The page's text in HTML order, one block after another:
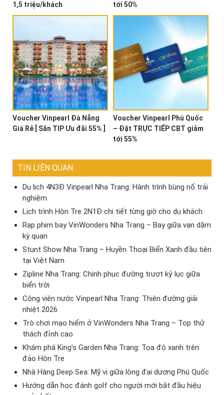
Giá voucher đã bao gòm vé vui chơi tại công viên
Vinpearl Land và Vinpearl Safari tại vinpearl nha
Đăng nhập để bình luận
1,5 triệu/khách
tới 50%
Voucher Vinpearl Đà Nẵng
Giá Rẻ [ Săn TIP Ưu đãi 55% ]
Voucher Vinpearl Phú Quốc
– Đặt TRỰC TIẾP CBT giảm
tới 55%
TIN LIÊN QUAN
Du lịch 4N3Đ Vinpearl Nha Trang: Hành trình bùng nổ trải
nghiệm
Lịch trình Hòn Tre 2N1Đ chi tiết từng giờ cho du khách
Rạp phim bay VinWonders Nha Trang – Bay giữa vạn dặm
kỳ quan
Stunt Show Nha Trang – Huyền Thoại Biển Xanh đầu tiên
tại Việt Nam
Zipline Nha Trang: Chinh phục đường trượt kỷ lục giữa
biển trời
Công viên nước Vinpearl Nha Trang: Thiên đường giải
nhiệt 2026
Trò chơi mạo hiểm ở VinWonders Nha Trang – Top thử
thách đỉnh cao
Khám phá King’s Garden Nha Trang: Tọa độ xanh trên
đảo Hòn Tre
Nhà Hàng Deep Sea: Mỹ vị giữa lòng đại dương Phú Quốc
Hướng dẫn học đánh golf cho người mới bắt đầu hiệu